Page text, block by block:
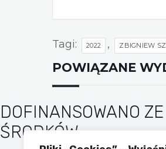
Tagi: 2022 , ZBIGNIEW
POWIĄZANE
DOFINANSOWANO ZE
ŚRODKÓW